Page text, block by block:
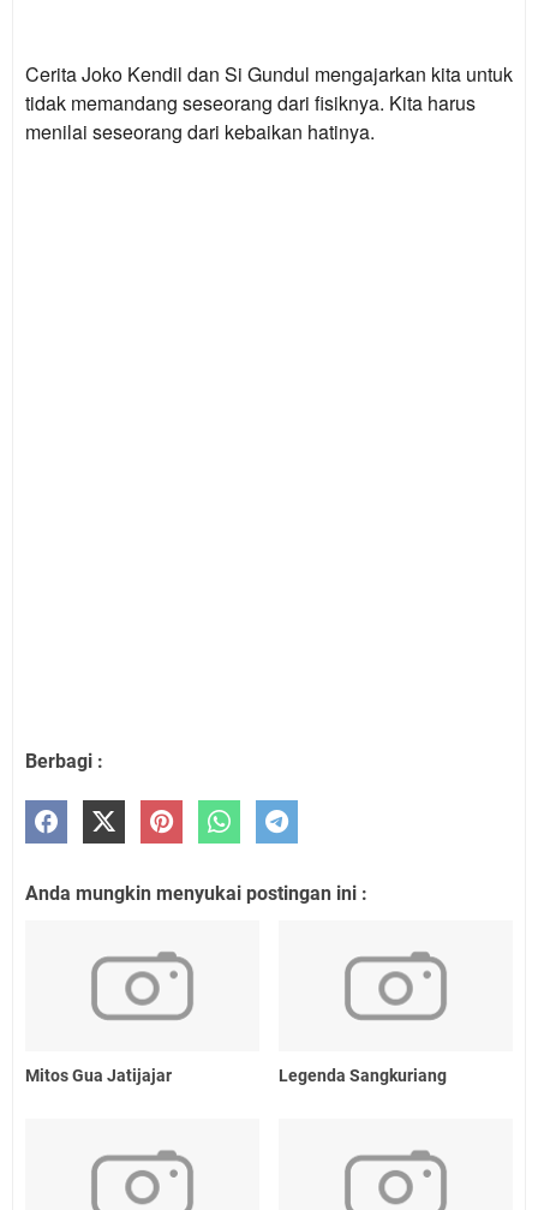
Cerita Joko Kendil dan Si Gundul mengajarkan kita untuk
tidak memandang seseorang dari fisiknya. Kita harus
menilai seseorang dari kebaikan hatinya.
Berbagi :
Anda mungkin menyukai postingan ini :
Mitos Gua Jatijajar Legenda Sangkuriang